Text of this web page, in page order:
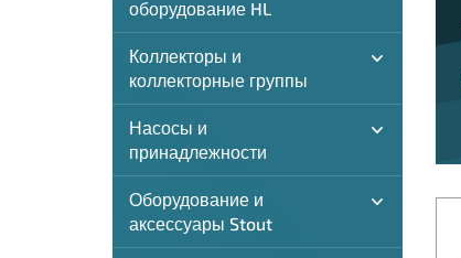
оборудование HL
Коллекторы и
коллекторные группы
Насосы и
принадлежности
Оборудование и
аксессуары Stout